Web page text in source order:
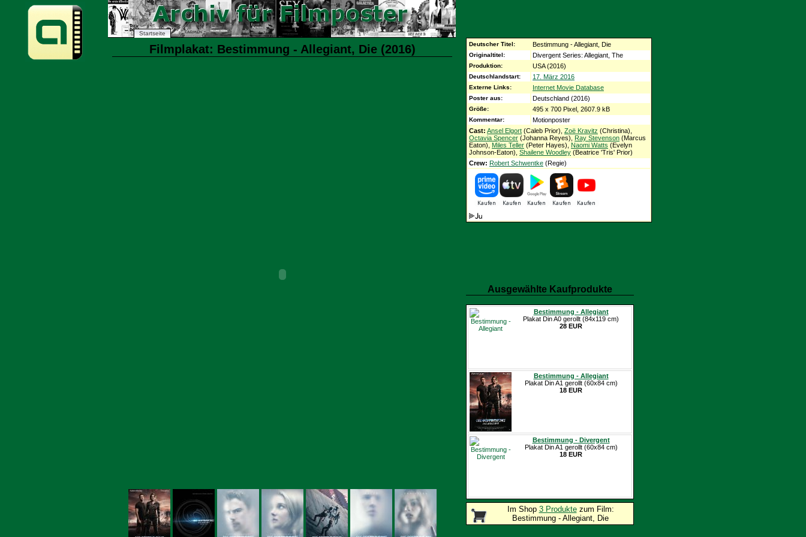
Startseite
Filmplakat: Bestimmung - Allegiant, Die (2016) Deutscher Titel: Bestimmung - Allegiant, Die
Originaltitel: Divergent Series: Allegiant, The
Produktion: USA (2016)
Deutschlandstart: 17. März 2016
Externe Links: Internet Movie Database
Poster aus: Deutschland (2016)
Größe: 495 x 700 Pixel, 2607.9 kB
Kommentar:
Motionposter
Cast: Ansel Elgort (Caleb Prior), Zoë Kravitz (Christina),
Octavia Spencer (Johanna Reyes), Ray Stevenson (Marcus
Eaton), Miles Teller (Peter Hayes), Naomi Watts (Evelyn
Johnson-Eaton), Shailene Woodley (Beatrice 'Tris' Prior)
Crew: Robert Schwentke (Regie)
Ausgewählte Kaufprodukte
Bestimmung - Allegiant
Plakat Din A0 gerollt (84x119 cm)
28 EUR
Bestimmung - Allegiant
Plakat Din A1 gerollt (60x84 cm)
18 EUR
Bestimmung - Divergent
Plakat Din A1 gerollt (60x84 cm)
18 EUR
Im Shop 3 Produktezum Film:
Bestimmung - Allegiant, Die